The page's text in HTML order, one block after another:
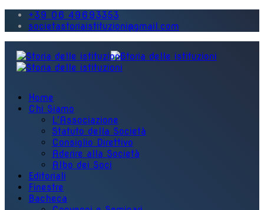
+39 06 49693353
societastoriaistituzioni@gmail.com
Home
Chi Siamo
L'Associazione
Statuto della Società
Consiglio Direttivo
Aderire alla Società
Albo dei Soci
Editoriali
Finestre
Bacheca